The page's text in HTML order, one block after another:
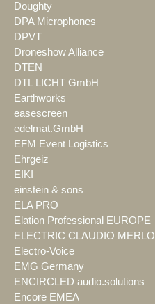
Doughty
DPA Microphones
DPVT
Droneshow Alliance
DTEN
DTL LICHT GmbH
Earthworks
easescreen
edelmat.GmbH
EFM Event Logistics
Ehrgeiz
EIKI
einstein & sons
ELA PRO
Elation Professional EUROPE
ELECTRIC CLAUDIO MERLO
Electro-Voice
EMG Germany
ENCIRCLED audio.solutions
Encore EMEA